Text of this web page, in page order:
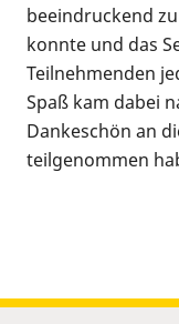
beeindruckend
konnte und das
Teilnehmenden
Spaß kam dabei
Dankeschön an
teilgenommen